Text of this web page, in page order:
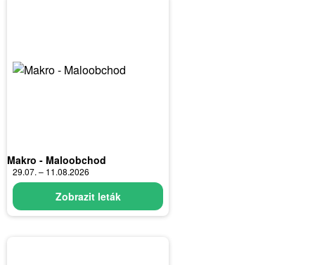
Makro - Maloobchod
29.07. – 11.08.2026
Zobrazit leták